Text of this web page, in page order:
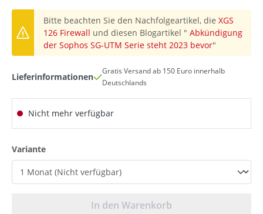
Bitte beachten Sie den Nachfolgeartikel, die XGS
126 Firewall und diesen Blogartikel " Abkündigung
der Sophos SG-UTM Serie steht 2023 bevor"
Lieferinformationen
Gratis Versand ab 150 Euro innerhalb
Deutschlands
Nicht mehr verfügbar
Varianteauswählen
In den Warenkorb